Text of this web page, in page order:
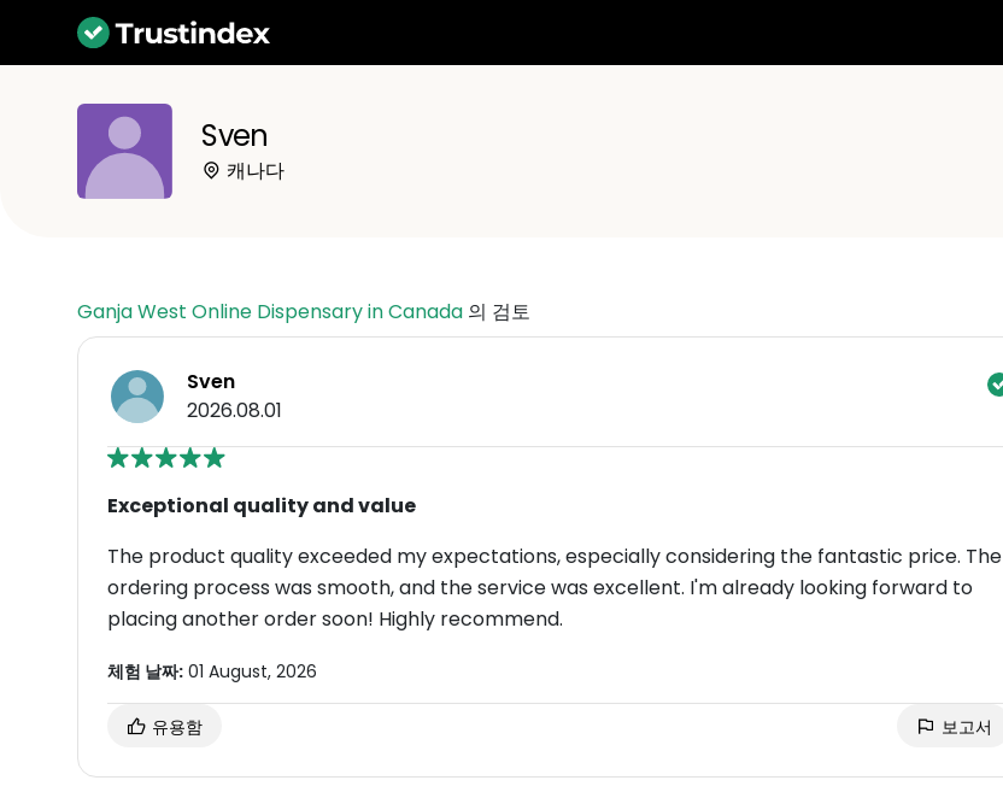
Sven
캐나다
Ganja West Online Dispensary in Canada 의 검토
Sven
2026.08.01
Exceptional quality and value
The product quality exceeded my expectations, especially considering the fantastic price. The
ordering process was smooth, and the service was excellent. I'm already looking forward to
placing another order soon! Highly recommend.
체험 날짜: 01 August, 2026
유용함 보고서